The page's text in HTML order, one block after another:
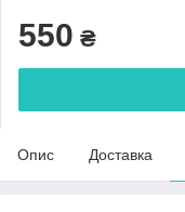
550 ₴
Опис Доставка